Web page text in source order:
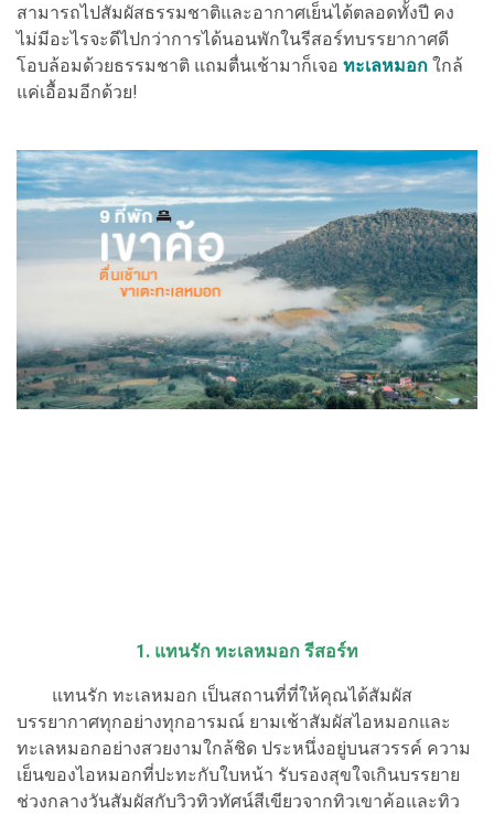
สามารถไปสัมผัสธรรมชาติและอากาศเย็นได้ตลอดทั้งปี คง
ไม่มีอะไรจะดีไปกว่าการได้นอนพักในรีสอร์ทบรรยากาศดี
โอบล้อมด้วยธรรมชาติ แถมตื่นเช้ามาก็เจอ ทะเลหมอก ใกล้
แค่เอื้อมอีกด้วย!
1. แทนรัก ทะเลหมอก รีสอร์ท
แทนรัก ทะเลหมอก เป็นสถานที่ที่ให้คุณได้สัมผัส
บรรยากาศทุกอย่างทุกอารมณ์ ยามเช้าสัมผัสไอหมอกและ
ทะเลหมอกอย่างสวยงามใกล้ชิด ประหนึ่งอยู่บนสวรรค์ ความ
เย็นของไอหมอกที่ปะทะกับใบหน้า รับรองสุขใจเกินบรรยาย
ช่วงกลางวันสัมผัสกับวิวทิวทัศน์สีเขียวจากทิวเขาค้อและทิว